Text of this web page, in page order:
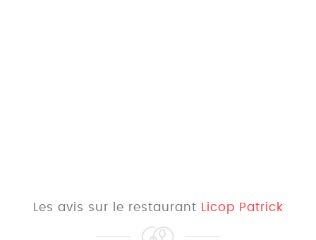
Les avis sur le restaurant Licop Patrick